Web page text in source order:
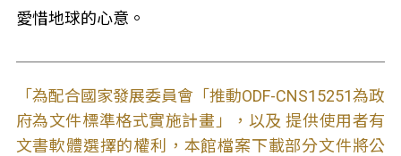
愛惜地球的心意。
「為配合國家發展委員會「推動ODF-CNS15251為政
府為文件標準格式實施計畫」，以及 提供使用者有
文書軟體選擇的權利，本館檔案下載部分文件將公